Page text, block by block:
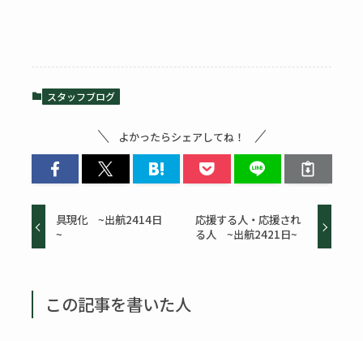
スタッフブログ
よかったらシェアしてね！
具現化 ~出航2414日
~
応援する人・応援され
る人 ~出航2421日~
この記事を書いた人